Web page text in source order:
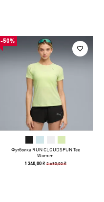
-50%
Футболка RUN CLOUDSPUN Tee
Women
1 340,00 ₴2 690,00 ₴